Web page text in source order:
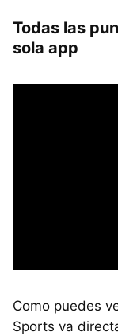
Todas las
sola app
Como puedes
Sports va